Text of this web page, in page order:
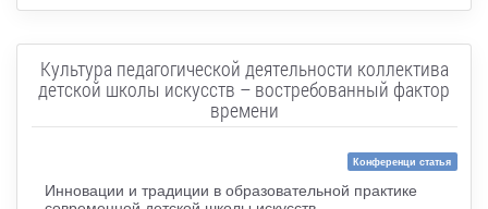
Культура педагогической деятельности коллектива
детской школы искусств – востребованный фактор
времени
Конференци статья
Инновации и традиции в образовательной практике